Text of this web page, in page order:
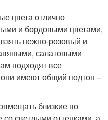
цвета отлично
и бордовыми цветами,
нежно-розовый и
салатовыми
подходят все
имеют общий подтон –
близкие по